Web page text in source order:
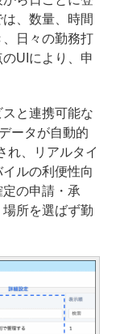
、数量、時間
日々の勤務打
UIにより、申
と連携可能な
ータが自動的
れ、リアルタイ
ルの利便性向
定の申請・承
所を選ばず勤